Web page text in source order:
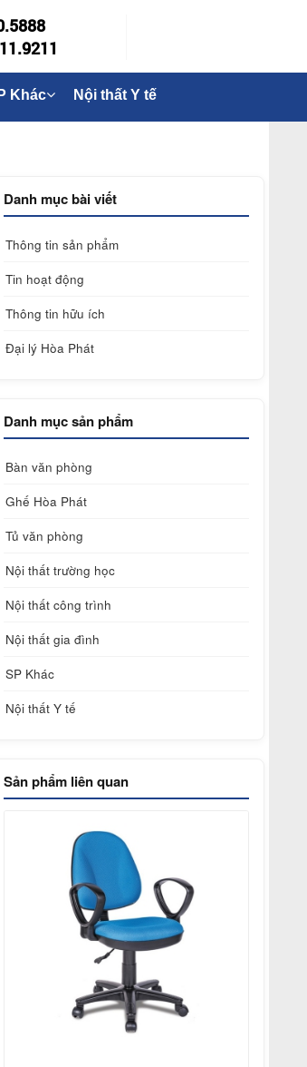
Khác Nội thất Y tế
Danh mục bài viết
Thông tin sản phẩm
Tin hoạt động
Thông tin hữu ích
Đại lý Hòa Phát
Danh mục sản phẩm
Bàn văn phòng
Ghế Hòa Phát
Tủ văn phòng
Nội thất trường học
Nội thất công trình
Nội thất gia đình
SP Khác
Nội thất Y tế
Sản phẩm liên quan